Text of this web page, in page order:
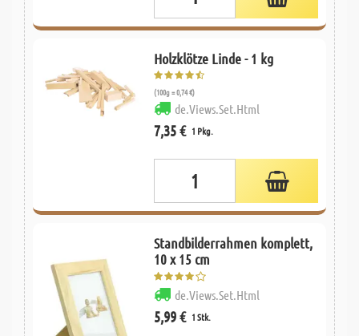
Holzklötze Linde - 1 kg
(100g = 0,74 €)
de.Views.Set.Html
7,35 € 1 Pkg.
Standbilderrahmen komplett,
10 x 15 cm
de.Views.Set.Html
5,99 € 1 Stk.